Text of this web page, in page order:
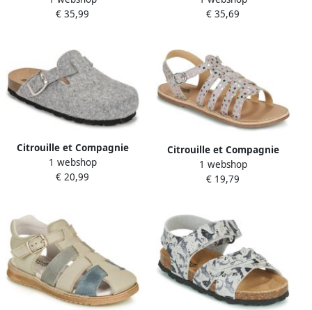
€ 35,99
€ 35,69
Citrouille et Compagnie
Pantoffels POIWANA
1 webshop
€ 20,99
Citrouille et Compagnie
Platte sandalen MAYANA
1 webshop
€ 19,79